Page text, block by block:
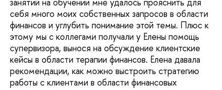
себя много моих собственных запросов в области
финансов и углубить понимание этой темы. Плюс к
этому мы с коллегами получали у Елены помощь
супервизора, вынося на обсуждение клиентские
кейсы в области терапии финансов. Елена давала
рекомендации, как можно выстроить стратегию
работы с клиентами в области финансовых